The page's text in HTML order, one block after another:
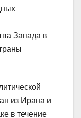
Запада в
из Ирана и
в течение